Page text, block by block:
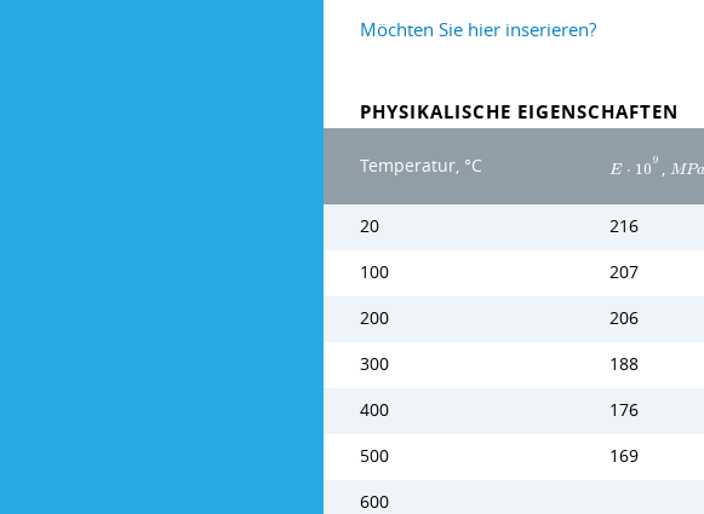
Möchten Sie hier inserieren?
PHYSIKALISCHE EIGENSCHAFTEN
Temperatur, °C E ⋅ 10
9 , MPa
20 216
100 207
200 206
300 188
400 176
500 169
600